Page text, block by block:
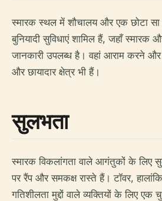
स्मारक स्थल में शौचालय और एक छोटा
बुनियादी सुविधाएं शामिल हैं, जहाँ स्मारक
जानकारी उपलब्ध है। वहां आराम करने
और छायादार क्षेत्र भी हैं।
सुलभता
स्मारक विकलांगता वाले आगंतुकों के लिए
पर रैंप और समकक्ष रास्ते हैं। टॉवर,
गतिशीलता मुद्दों वाले व्यक्तियों के लिए एक